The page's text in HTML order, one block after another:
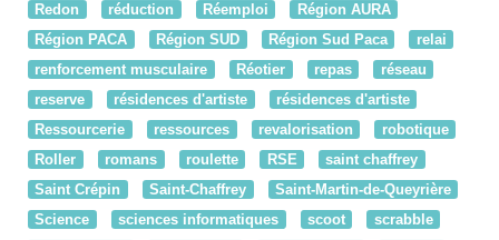
Redon
réduction Réemploi
Région AURA
Région PACA
Région SUD Région Sud Paca
relai
renforcement musculaire
Réotier repas
réseau
reserve
résidences d'artiste
résidences d'artiste
Ressourcerie
ressources revalorisation
robotique
Roller
romans roulette RSE
saint chaffrey
Saint Crépin
Saint-Chaffrey
Saint-Martin-de-Queyrière
Science
sciences informatiques scoot
scrabble